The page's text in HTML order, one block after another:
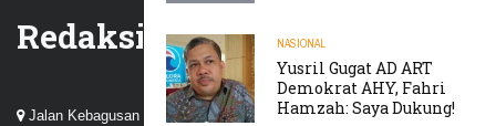
NASIONAL
Yusril Gugat AD ART
Demokrat AHY, Fahri
Hamzah: Saya Dukung!
Redaksi
Jalan Kebagusan III, Perum Nuansa Kebagusan, Pasar Minggu,